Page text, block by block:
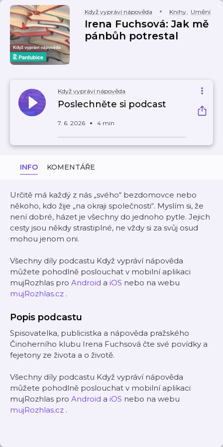
Když vypráví nápověda Knihy, Umění
Irena Fuchsová: Jak mě
pánbůh potrestal
Když vypráví nápověda
Poslechněte si podcast
7. 6. 2026 4 min
INFO KOMENTÁŘE
Určitě má každý z nás „svého“ bezdomovce nebo
někoho, kdo žije „na okraji společnosti“. Myslím si, že
není dobré, házet je všechny do jednoho pytle. Jejich
cesty jsou někdy strastiplné, ne vždy si za svůj osud
mohou jenom oni.
Všechny díly podcastu Když vypráví nápověda
můžete pohodlně poslouchat v mobilní aplikaci
mujRozhlas pro Android a iOS nebo na webu
mujRozhlas.cz .
Popis podcastu
Spisovatelka, publicistka a nápověda pražského
Činoherního klubu Irena Fuchsová čte své povídky a
fejetony ze života a o životě.
Všechny díly podcastu Když vypráví nápověda
můžete pohodlně poslouchat v mobilní aplikaci
mujRozhlas pro Android a iOS nebo na webu
mujRozhlas.cz .